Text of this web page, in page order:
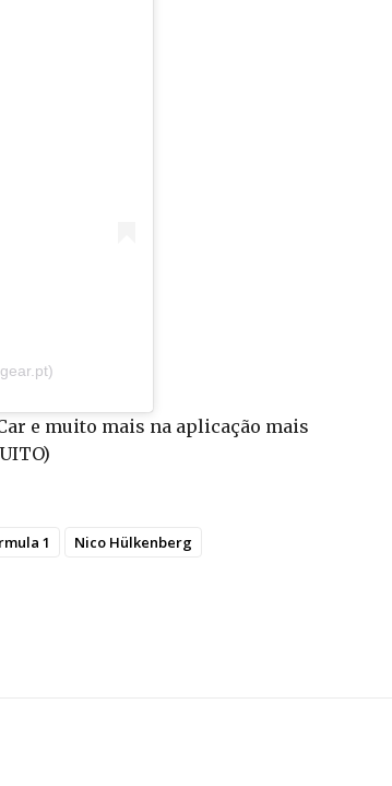
e muito mais na aplicação mais
1 Nico Hülkenberg